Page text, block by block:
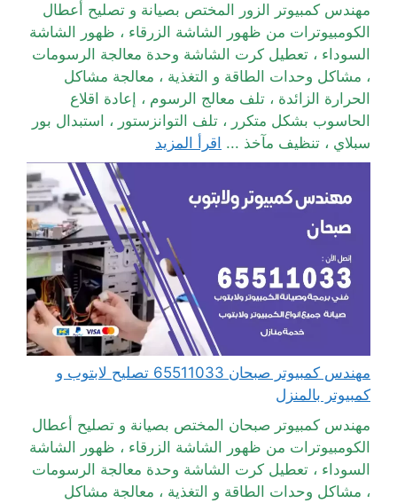
مهندس كمبيوتر الزور المختص بصيانة و تصليح أعطال
الكومبيوترات من ظهور الشاشة الزرقاء ، ظهور الشاشة
السوداء ، تعطيل كرت الشاشة وحدة معالجة الرسومات
، مشاكل وحدات الطاقة و التغذية ، معالجة مشاكل
الحرارة الزائدة ، تلف معالج الرسوم ، إعادة اقلاع
الحاسوب بشكل متكرر ، تلف التوانزستور ، استبدال بور
سبلاي ، تنظيف مآخذ ... اقرأ المزيد
مهندس كمبيوتر صبحان 65511033 تصليح لابتوب و
كمبيوتر بالمنزل
مهندس كمبيوتر صبحان المختص بصيانة و تصليح أعطال
الكومبيوترات من ظهور الشاشة الزرقاء ، ظهور الشاشة
السوداء ، تعطيل كرت الشاشة وحدة معالجة الرسومات
، مشاكل وحدات الطاقة و التغذية ، معالجة مشاكل